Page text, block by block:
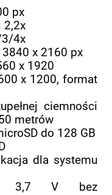
px
2,2x
4x
x 2160 px
x 1920
x 1200, format
ciemności
metrów
do 128 GB
dla systemu
3,7 V bez